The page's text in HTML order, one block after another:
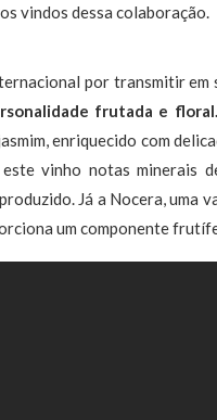
vindos dessa colaboração.
por transmitir
frutada e floral.
enriquecido com
vinho notas minerais
Já a Nocera, uma
um componente